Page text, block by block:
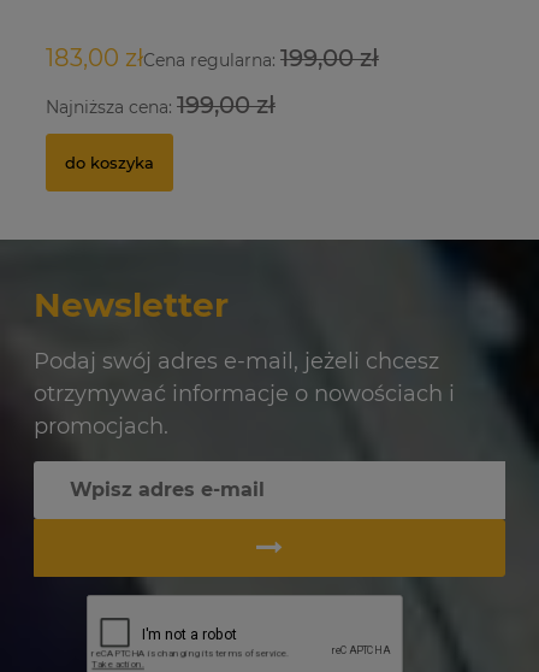
183,00 złCena regularna: 199,00 zł
Najniższa cena: 199,00 zł
do koszyka
Newsletter
Podaj swój adres e-mail, jeżeli chcesz
otrzymywać informacje o nowościach i
promocjach.